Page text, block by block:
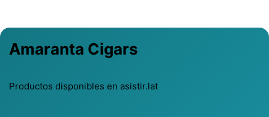
Amaranta Cigars
Productos disponibles en asistir.lat